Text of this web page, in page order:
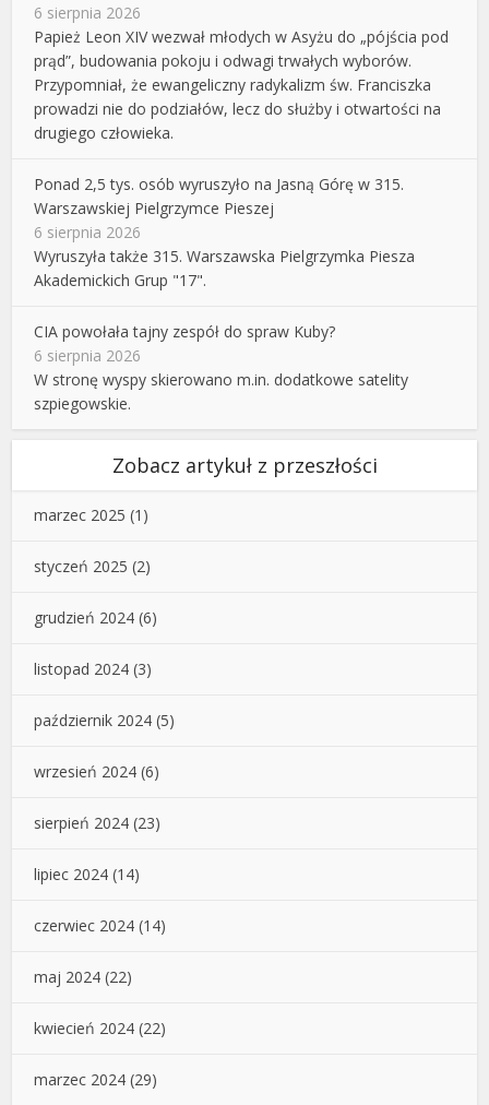
6 sierpnia 2026
Papież Leon XIV wezwał młodych w Asyżu do „pójścia pod
prąd”, budowania pokoju i odwagi trwałych wyborów.
Przypomniał, że ewangeliczny radykalizm św. Franciszka
prowadzi nie do podziałów, lecz do służby i otwartości na
drugiego człowieka.
Ponad 2,5 tys. osób wyruszyło na Jasną Górę w 315.
Warszawskiej Pielgrzymce Pieszej
6 sierpnia 2026
Wyruszyła także 315. Warszawska Pielgrzymka Piesza
Akademickich Grup "17".
CIA powołała tajny zespół do spraw Kuby?
6 sierpnia 2026
W stronę wyspy skierowano m.in. dodatkowe satelity
szpiegowskie.
Zobacz artykuł z przeszłości
marzec 2025 (1)
styczeń 2025 (2)
grudzień 2024 (6)
listopad 2024 (3)
październik 2024 (5)
wrzesień 2024 (6)
sierpień 2024 (23)
lipiec 2024 (14)
czerwiec 2024 (14)
maj 2024 (22)
kwiecień 2024 (22)
marzec 2024 (29)